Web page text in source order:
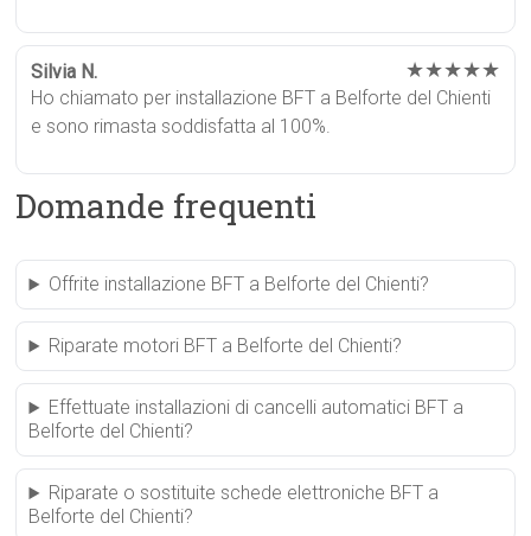
Silvia N. ★★★★★
Ho chiamato per installazione BFT a Belforte del Chienti
e sono rimasta soddisfatta al 100%.
Domande frequenti
Offrite installazione BFT a Belforte del Chienti?
Riparate motori BFT a Belforte del Chienti?
Effettuate installazioni di cancelli automatici BFT a
Belforte del Chienti?
Riparate o sostituite schede elettroniche BFT a
Belforte del Chienti?